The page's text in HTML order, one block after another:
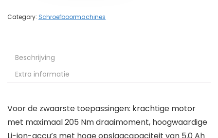
Category: Schroefboormachines
Beschrijving
Extra informatie
Voor de zwaarste toepassingen: krachtige motor
met maximaal 205 Nm draaimoment, hoogwaardige